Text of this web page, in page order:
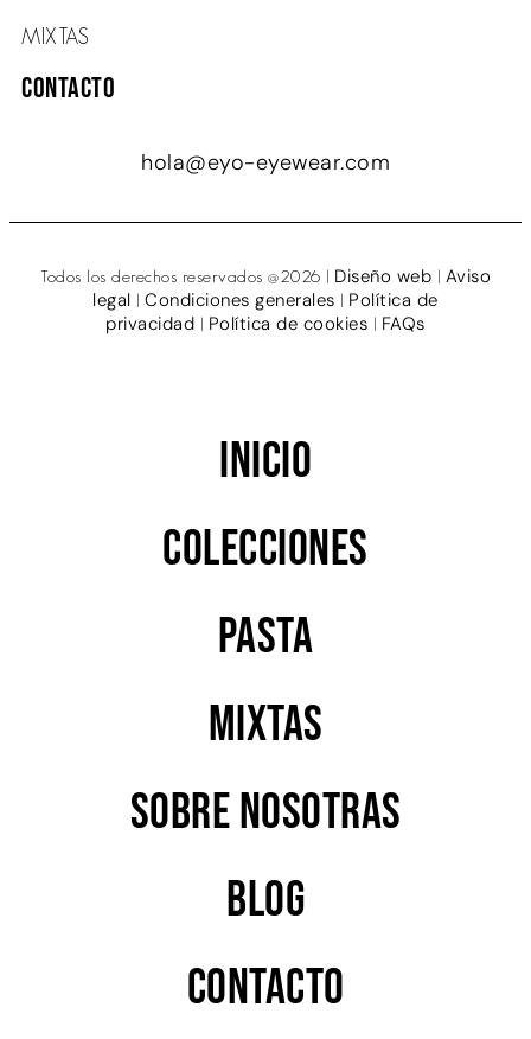
MIXTAS
Contacto
hola@eyo-eyewear.com
Todos los derechos reservados @2026 | Diseño web | Aviso
legal | Condiciones generales | Política de
privacidad | Política de cookies | FAQs
Inicio
Colecciones
PASTA
MIXTAS
Sobre nosotras
Blog
Contacto